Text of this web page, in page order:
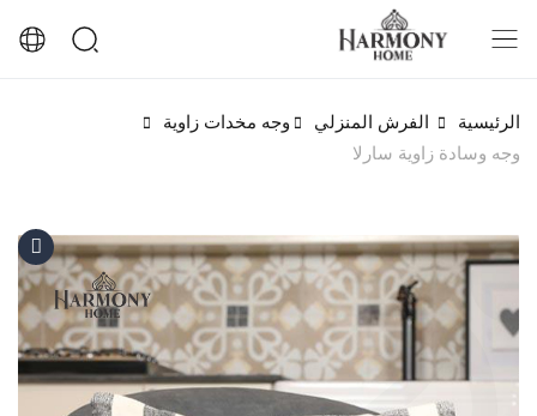
الرئيسية الفرش المنزلي
وجه مخدات زاوية
وجه وسادة زاوية سارلا